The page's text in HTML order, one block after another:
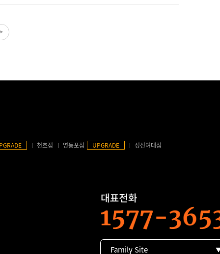
천호점 영등포점 UPGRADE 성신여대점
Family Site